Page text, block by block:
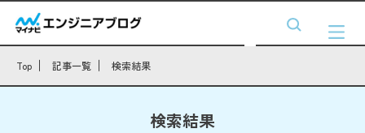
Top 記事一覧 検索結果
検索結果